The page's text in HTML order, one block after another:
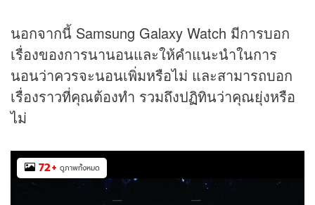
นอกจากนี้ Samsung Galaxy Watch มีการบอก
เรื่องของการนานอนและให้คำแนะนำในการ
นอนว่าควรจะนอนเพิ่มหรือไม่ และสามารถบอก
เรื่องราวที่คุณต้องทำ รวมถึงปฏิทินว่าคุณยุ่งหรือ
ไม่
72+ ดูภาพทั้งหมด